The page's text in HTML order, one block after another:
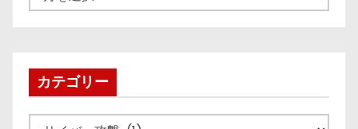
ー
ブカテゴリー